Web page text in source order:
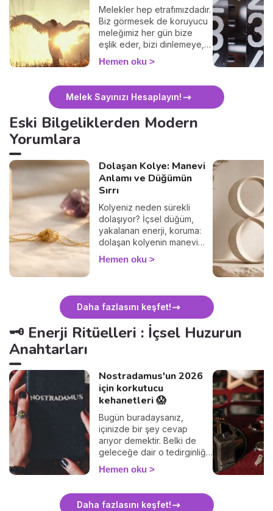
getireceğini birlikte
keşfedelim.
Numeroloğumuz, yazın tüm
sırlarını sizin için açıklıyor.
Geriye yalnızca sayınızı
Melekler hep etrafımızdadır.
Biz görmesek de koruyucu
meleğimiz her gün bize
eşlik eder, bizi dinlemeye,
teselli etmeye ve ona
seslenmeyi bilirsek
koruyucu meleğinizle
noktaları!
Hemen oku
Melek Sayınızı Hesaplayın!
Eski Bilgeliklerden Modern
Yorumlara
Dolaşan Kolye: Manevi
Anlamı ve Düğümün
Sırrı
Kolyeniz neden sürekli
dolaşıyor? İçsel düğüm,
yakalanan enerji, koruma:
dolaşan kolyenin manevi
anlamını ve nazikçe
çözmenin yolunu keşfedin.
Hemen oku
Daha fazlasını keşfet!
🗝️ Enerji Ritüelleri : İçsel Huzurun
Anahtarları
Nostradamus'un 2026
için korkutucu
kehanetleri 😱
Bugün buradaysanız,
içinizde bir şey cevap
arıyor demektir. Belki de
geleceğe dair o tedirginliği
hissediyorsunuz, 2026'da
bizi neyin beklediğini
duyuyorsunuz. Sizi çok iyi
Hemen oku
Daha fazlasını keşfet!